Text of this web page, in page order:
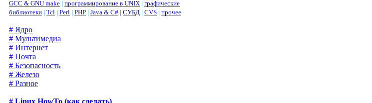
GCC & GNU make | программирование в UNIX | графические
библиотеки | Tcl | Perl | PHP | Java & C# | СУБД | CVS | прочее
# Ядро
# Мультимедиа
# Интернет
# Почта
# Безопасность
# Железо
# Разное
# Linux HowTo (как сделать)